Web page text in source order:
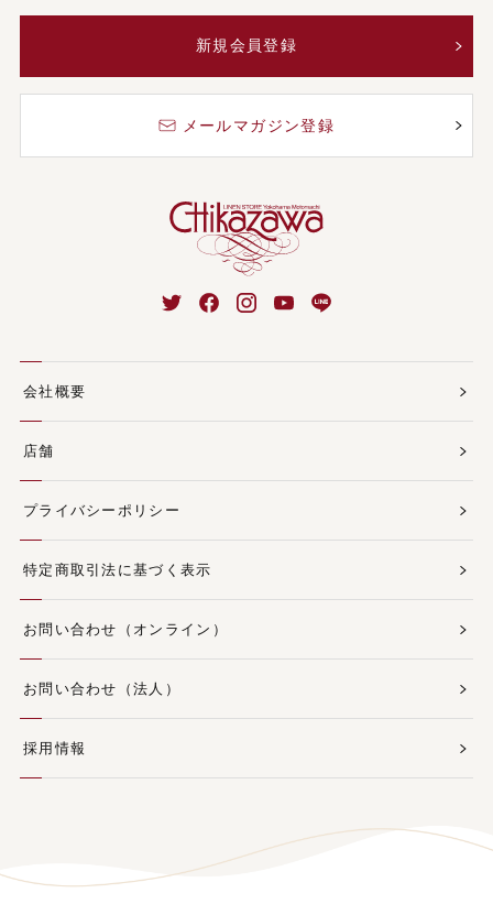
新規会員登録
メールマガジン登録
会社概要
店舗
プライバシーポリシー
特定商取引法に基づく表示
お問い合わせ（オンライン）
お問い合わせ（法人）
採用情報